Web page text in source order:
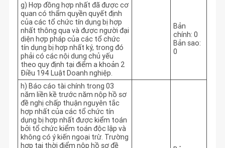
g) Hợp đồng hợp nhất đã được cơ
quan có thẩm quyền quyết định
của các tổ chức tín dụng bị hợp
nhất thông qua và được người đại
diện hợp pháp của các tổ chức
tín dụng bị hợp nhất ký, trong đó
phải có các nội dung chủ yếu
theo quy định tại điểm a khoản 2
Điều 194 Luật Doanh nghiệp.
Bản
chính: 0
Bản sao:
0
h) Báo cáo tài chính trong 03
năm liền kề trước năm nộp hồ sơ
đề nghị chấp thuận nguyên tắc
hợp nhất của các tổ chức tín
dụng bị hợp nhất được kiểm toán
bởi tổ chức kiểm toán độc lập và
không có ý kiến ngoại trừ. Trường
hợp tại thời điểm nộp hồ sơ đề